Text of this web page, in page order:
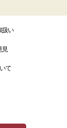
扱い
見
て